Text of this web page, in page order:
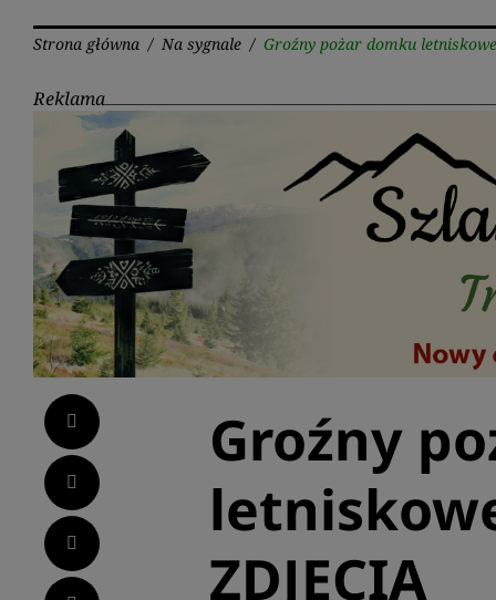
Strona główna / Na sygnale / Groźny pożar domku
Reklama
Facebook
Twitter
LinkedIn
Groźny
ZDJĘCIA